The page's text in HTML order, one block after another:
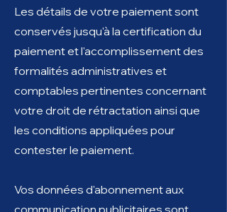
Les détails de votre paiement sont
conservés jusqu'à la certification du
paiement et l'accomplissement des
formalités administratives et
comptables pertinentes concernant
votre droit de rétractation ainsi que
les conditions appliquées pour
contester le paiement.
Vos données d'abonnement aux
communication publicitaires sont